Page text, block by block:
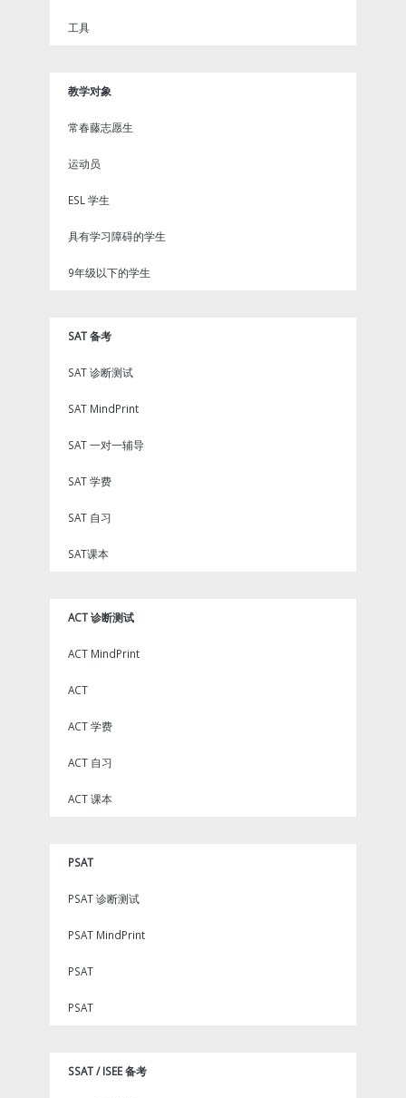
工具
教学对象
常春藤志愿生
运动员
ESL 学生
具有学习障碍的学生
9年级以下的学生
SAT 备考
SAT 诊断测试
SAT MindPrint
SAT 一对一辅导
SAT 学费
SAT 自习
SAT课本
ACT 诊断测试
ACT MindPrint
ACT
ACT 学费
ACT 自习
ACT 课本
PSAT
PSAT 诊断测试
PSAT MindPrint
PSAT
PSAT
SSAT / ISEE 备考